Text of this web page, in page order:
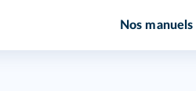
Nos manuels